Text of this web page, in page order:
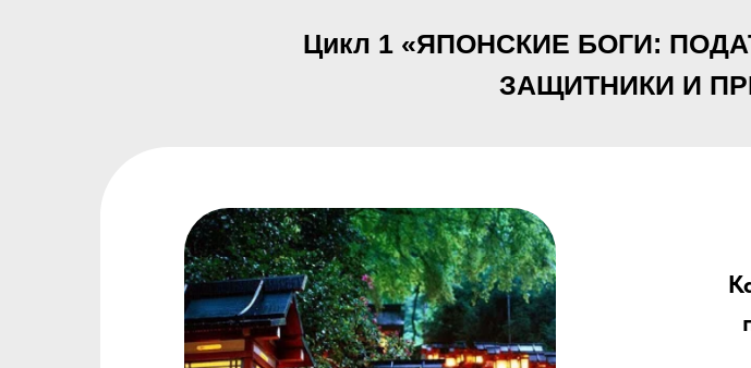
Цикл 1 «ЯПОНСКИЕ БОГИ:
ЗАЩИТНИКИ И